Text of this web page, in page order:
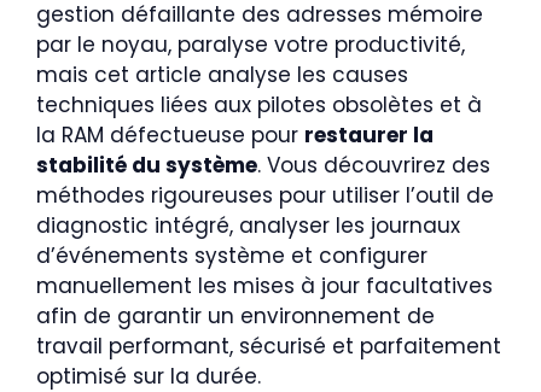
gestion défaillante des adresses mémoire
par le noyau, paralyse votre productivité,
mais cet article analyse les causes
techniques liées aux pilotes obsolètes et à
la RAM défectueuse pour restaurer la
stabilité du système. Vous découvrirez des
méthodes rigoureuses pour utiliser l’outil de
diagnostic intégré, analyser les journaux
d’événements système et configurer
manuellement les mises à jour facultatives
afin de garantir un environnement de
travail performant, sécurisé et parfaitement
optimisé sur la durée.